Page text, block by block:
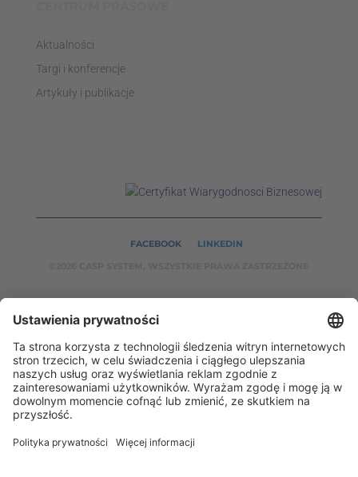
Aktualności
Targi i konferencje
Artykuły i publikacje
FACEBOOK
LINKEDIN
CASPSYSTEM.PL
AUTOMATYKA24.PL
WZORCENDT.P
L
BINAR24.PL EH24.PL
CASP System – Twój partner w dziedzinie Badań